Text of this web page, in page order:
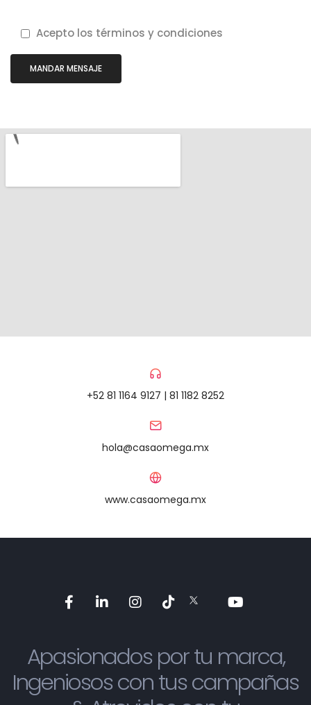
Acepto los términos y condiciones
+52 ‭81 1164 9127‬ | 81 1182 8252
hola@casaomega.mx
www.casaomega.mx
Apasionados por tu marca,
Ingeniosos con tus campañas